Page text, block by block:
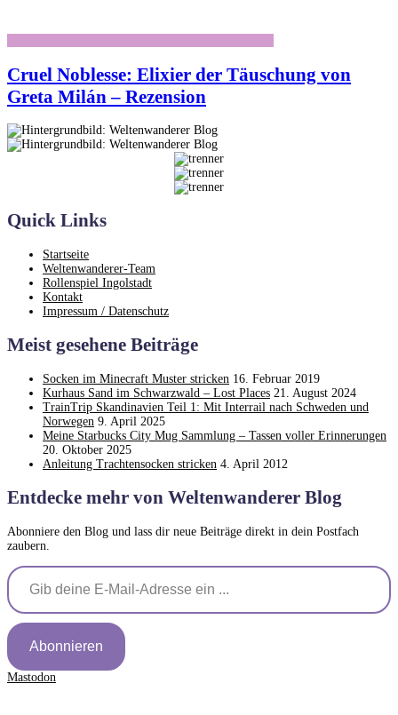
Cruel Noblesse: Elixier der Täuschung von
Greta Milán – Rezension
Quick Links
Startseite
Weltenwanderer-Team
Rollenspiel Ingolstadt
Kontakt
Impressum / Datenschutz
Meist gesehene Beiträge
Socken im Minecraft Muster stricken 16. Februar 2019
Kurhaus Sand im Schwarzwald – Lost Places 21. August 2024
TrainTrip Skandinavien Teil 1: Mit Interrail nach Schweden und
Norwegen 9. April 2025
Meine Starbucks City Mug Sammlung – Tassen voller Erinnerungen
20. Oktober 2025
Anleitung Trachtensocken stricken 4. April 2012
Entdecke mehr von Weltenwanderer Blog
Abonniere den Blog und lass dir neue Beiträge direkt in dein Postfach
zaubern.
Gib deine E-Mail-Adresse ein ...
Abonnieren
Mastodon